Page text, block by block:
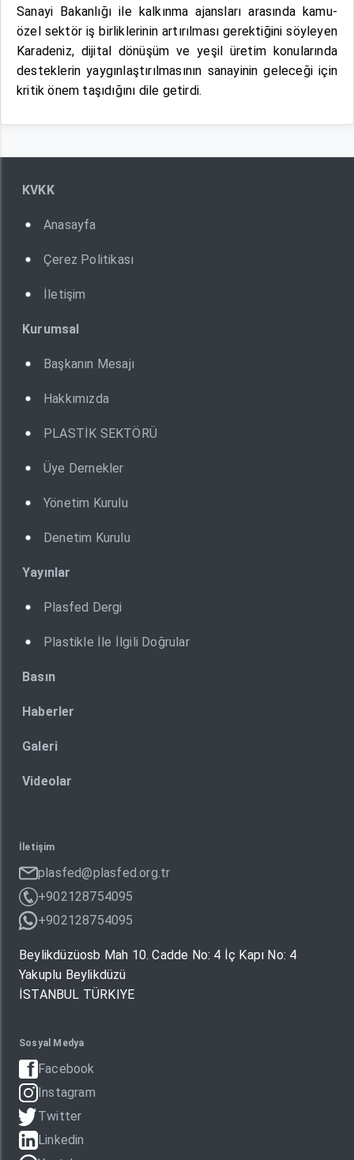
Sanayi Bakanlığı ile kalkınma ajansları arasında kamu-
özel sektör iş birliklerinin artırılması gerektiğini söyleyen
Karadeniz, dijital dönüşüm ve yeşil üretim konularında
desteklerin yaygınlaştırılmasının sanayinin geleceği için
kritik önem taşıdığını dile getirdi.
KVKK
Anasayfa
Çerez Politikası
İletişim
Kurumsal
Başkanın Mesajı
Hakkımızda
PLASTİK SEKTÖRÜ
Üye Dernekler
Yönetim Kurulu
Denetim Kurulu
Yayınlar
Plasfed Dergi
Plastikle İle İlgili Doğrular
Basın
Haberler
Galeri
Videolar
İletişim
plasfed@plasfed.org.tr
+902128754095
+902128754095
Beylikdüzüosb Mah 10. Cadde No: 4 İç Kapı No: 4
Yakuplu Beylikdüzü
İSTANBUL TÜRKIYE
Sosyal Medya
Facebook
Instagram
Twitter
Linkedin